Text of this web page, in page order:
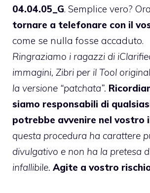
04.04.05_G. Semplice vero?
tornare a telefonare con il
come se nulla fosse accaduto.
Ringraziamo i ragazzi di
immagini, Zibri per il Tool
la versione “patchata”.
siamo responsabili di
potrebbe avvenire nel vostro
questa procedura ha carattere
divulgativo e non ha la pretesa
infallibile. Agite a vostro